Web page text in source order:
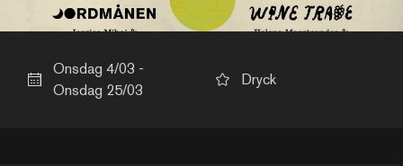
Onsdag 4/03 -
Onsdag 25/03
Dryck